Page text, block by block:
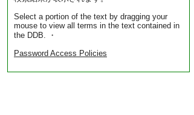
Select a portion of the text by dragging your
mouse to view all terms in the text contained in
the DDB. ・
Password Access Policies